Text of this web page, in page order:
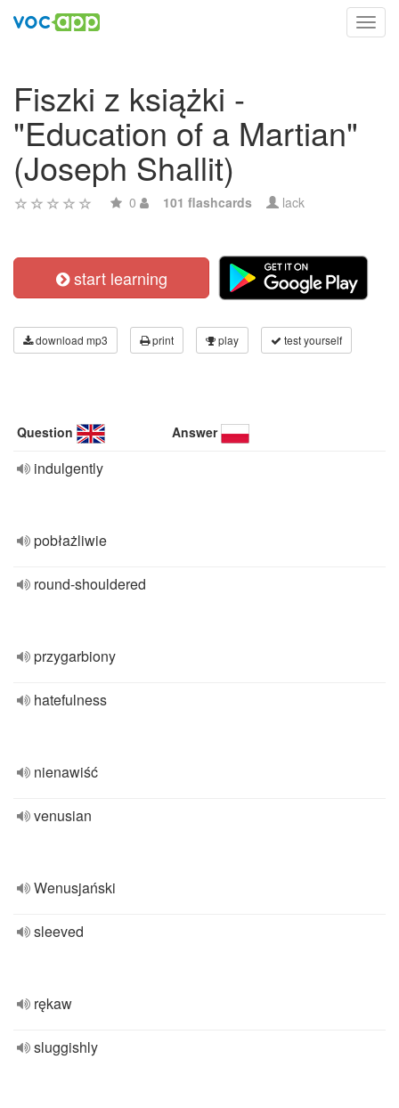
Fiszki z książki -
"Education of a Martian"
(Joseph Shallit)
0 101 flashcards lack
start learning
download mp3 print play test yourself
Question Answer
indulgently
pobłażliwie
round-shouldered
przygarbiony
hatefulness
nienawiść
venusian
Wenusjański
sleeved
rękaw
sluggishly